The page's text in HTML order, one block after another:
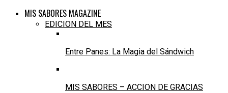
MIS SABORES MAGAZINE
EDICION DEL MES
Entre Panes: La Magia del Sándwich
MIS SABORES – ACCION DE GRACIAS